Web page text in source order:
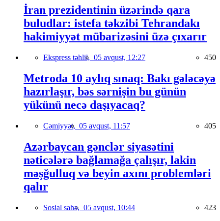
İran prezidentinin üzərində qara
buludlar: istefa təkzibi Tehrandakı
hakimiyyət mübarizəsini üzə çıxarır
Ekspress təhlil, 05 avqust, 12:27 450
Metroda 10 aylıq sınaq: Bakı gələcəyə
hazırlaşır, bəs sərnişin bu günün
yükünü necə daşıyacaq?
Cəmiyyət, 05 avqust, 11:57 405
Azərbaycan gənclər siyasətini
nəticələrə bağlamağa çalışır, lakin
məşğulluq və beyin axını problemləri
qalır
Sosial sahə, 05 avqust, 10:44 423